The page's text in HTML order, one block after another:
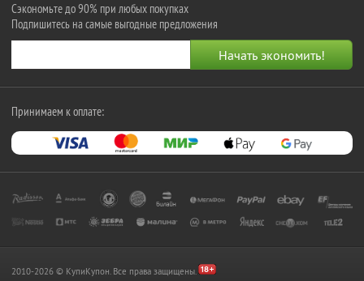
Сэкономьте до 90% при любых покупках
Подпишитесь на самые выгодные предложения
Принимаем к оплате:
2010-2026 © КупиКупон. Все права защищены.